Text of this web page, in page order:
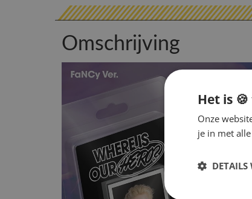
Omschrijving
Het is
Onze
je in met
DETAILS